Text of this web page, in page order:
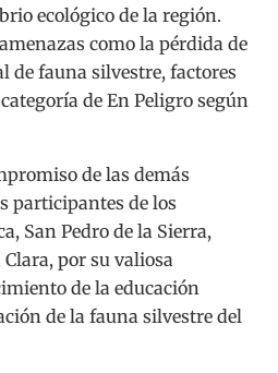
ecológico de la región.
como la pérdida de
de fauna silvestre, factores
de En Peligro según
de las demás
participantes de los
San Pedro de la Sierra,
por su valiosa
de la educación
de la fauna silvestre del